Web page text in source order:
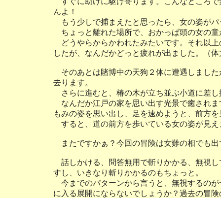
んよ！
もう少しで捕まえたと思ったら、女の姿がパ
ちょっと離れた場所で、おかっぱ頭の女の
どうやらからかわれたみたいです。それ以
したが、なんだかどっと疲れが出ました。（
そのあとは賭博中の天狗２体に遭遇しまし
去ります。
さらに進むと、椿の木が立ち並ぶ小道に差し
なんだか江戸の家を思い出す光景で癒され
もみの姿を思い出し、足を速めようと、前方
すると、道の前方を歩いている女の姿が見え
またですかぁ？今回の冒険は女難の相でも出
話しかける、問答無用で斬りかかる、無視
すし、いきなり斬りかかるのもちょっと。
今までのパターンから言うと、無視するの
に入る展開にならないでしょうか？過去の冒